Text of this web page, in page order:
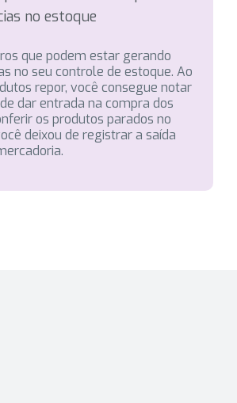
no estoque
que podem estar gerando
no seu controle de estoque. Ao
repor, você consegue notar
dar entrada na compra dos
os produtos parados no
deixou de registrar a saída